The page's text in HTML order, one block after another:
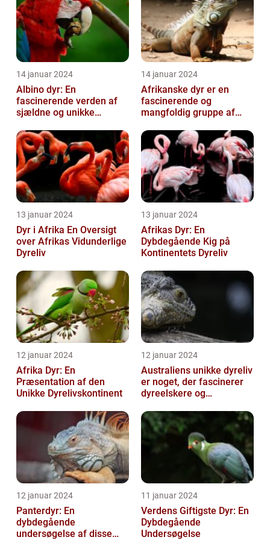
14 januar 2024
Albino dyr: En
fascinerende verden af
sjældne og unikke
14 januar 2024
Afrikanske dyr er en
fascinerende og
mangfoldig gruppe af
dyreejere og dy...
13 januar 2024
Dyr i Afrika En Oversigt
over Afrikas Vidunderlige
Dyreliv
13 januar 2024
Afrikas Dyr: En
Dybdegående Kig på
Kontinentets Dyreliv
12 januar 2024
Afrika Dyr: En
Præsentation af den
Unikke Dyrelivskontinent
12 januar 2024
Australiens unikke dyreliv
er noget, der fascinerer
dyreelskere og
hele verden
12 januar 2024
Panterdyr: En
dybdegående
undersøgelse af disse
11 januar 2024
Verdens Giftigste Dyr: En
Dybdegående
Undersøgelse